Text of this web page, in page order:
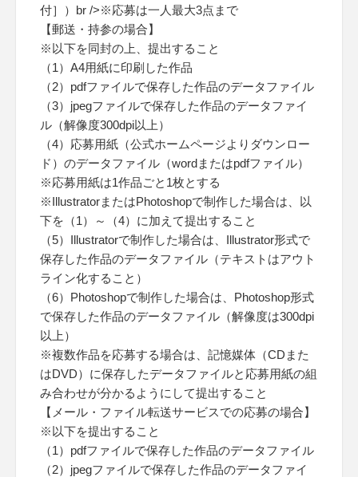
付］）br />※応募は一人最大3点まで
【郵送・持参の場合】
※以下を同封の上、提出すること
（1）A4用紙に印刷した作品
（2）pdfファイルで保存した作品のデータファイル
（3）jpegファイルで保存した作品のデータファイ
ル（解像度300dpi以上）
（4）応募用紙（公式ホームページよりダウンロー
ド）のデータファイル（wordまたはpdfファイル）
※応募用紙は1作品ごと1枚とする
※IllustratorまたはPhotoshopで制作した場合は、以
下を（1）～（4）に加えて提出すること
（5）Illustratorで制作した場合は、Illustrator形式で
保存した作品のデータファイル（テキストはアウト
ライン化すること）
（6）Photoshopで制作した場合は、Photoshop形式
で保存した作品のデータファイル（解像度は300dpi
以上）
※複数作品を応募する場合は、記憶媒体（CDまた
はDVD）に保存したデータファイルと応募用紙の組
み合わせが分かるようにして提出すること
【メール・ファイル転送サービスでの応募の場合】
※以下を提出すること
（1）pdfファイルで保存した作品のデータファイル
（2）jpegファイルで保存した作品のデータファイ